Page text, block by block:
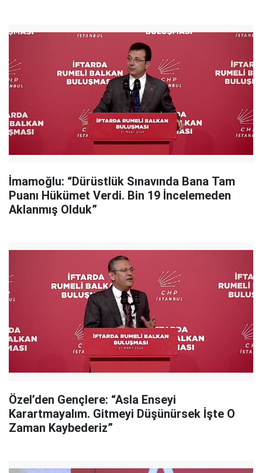
İmamoğlu: “Dürüstlük Sınavında Bana Tam
Puanı Hükümet Verdi. Bin 19 İncelemeden
Aklanmış Olduk”
Özel’den Gençlere: “Asla Enseyi
Karartmayalım. Gitmeyi Düşünürsek İşte O
Zaman Kaybederiz”